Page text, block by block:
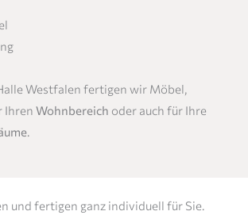
Westfalen fertigen wir Möbel,
Ihren Wohnbereich oder auch für Ihre
.
und fertigen ganz individuell für Sie.